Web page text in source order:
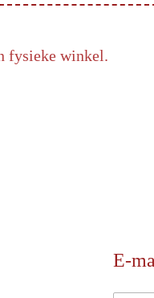
fysieke winkel.
E-